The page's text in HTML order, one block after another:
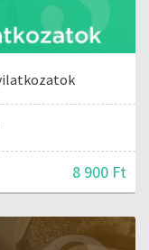
8 900 Ft